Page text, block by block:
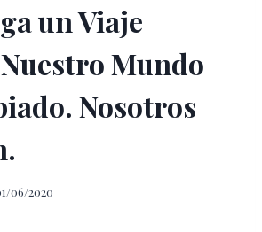
un Viaje
Mundo
Nosotros
06/2020